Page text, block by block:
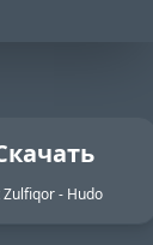
Zulfiqor - Hudo